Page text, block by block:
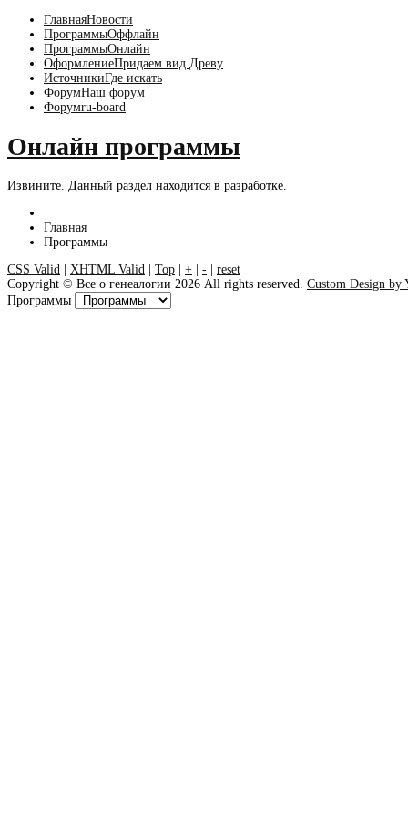
ГлавнаяНовости
ПрограммыОффлайн
ПрограммыОнлайн
ОформлениеПридаем вид Древу
ИсточникиГде искать
ФорумНаш форум
Форумru-board
Онлайн программы
Извините. Данный раздел находится в разработке.
Главная
Программы
CSS Valid | XHTML Valid | Top | + | - | reset
Copyright © Все о генеалогии 2026 All rights reserved. Custom Design by
Программы